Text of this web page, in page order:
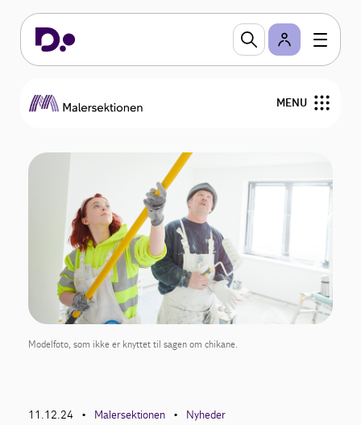
MENU
Nyheder
Råd og vejledninger
Skabeloner og blanketter
Medlemmer
Tagmalerne
Modelfoto, som ikke er knyttet til sagen om chikane.
11.12.24 • Malersektionen • Nyheder